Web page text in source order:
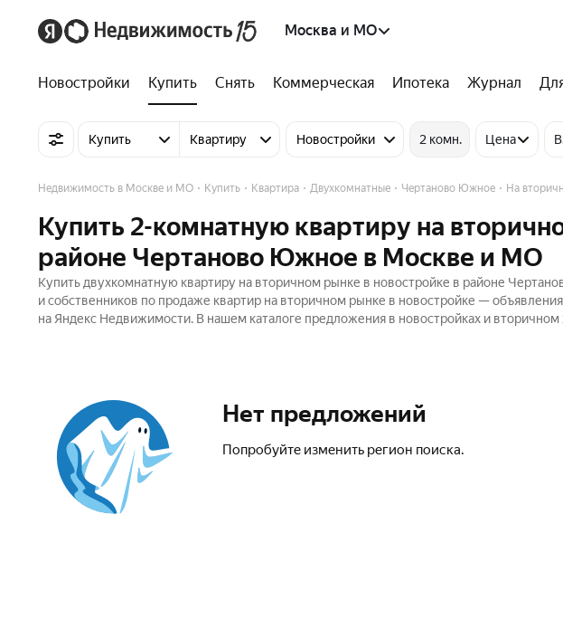
Москва и МО
Новостройки Купить Снять Коммерческая Ипотека Журнал
Купить Квартиру Новостройки 2 комн. Цена
Недвижимость в Москве и МО Купить Квартира Двухкомнатные Чертаново Южное На
Купить 2-комнатную квартиру на
районе Чертаново Южное в Москве и МО
Купить двухкомнатную квартиру на вторичном рынке в новостройке в районе
и собственников по продаже квартир на вторичном рынке в новостройке —
на Яндекс Недвижимости. В нашем каталоге предложения в новостройках и
Нет предложений
Попробуйте изменить регион поиска.